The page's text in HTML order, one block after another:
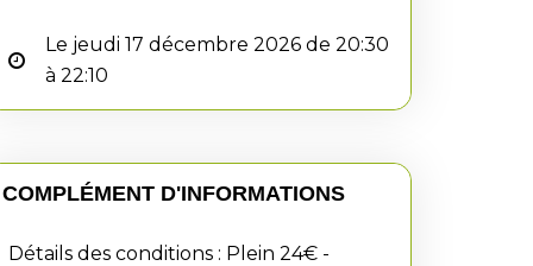
Le jeudi 17 décembre 2026 de 20:30
à 22:10
COMPLÉMENT D'INFORMATIONS
Détails des conditions : Plein 24€ -